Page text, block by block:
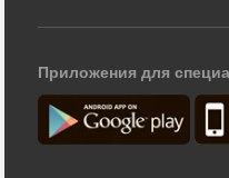
Приложения для